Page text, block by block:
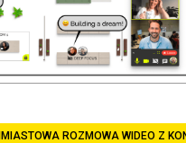
ROZMOWA WIDEO Z